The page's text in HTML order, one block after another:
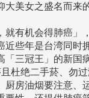
美女之盛名而来的
有机会得肺癌」
近些年是台湾同时
「三冠王」的新国
杜绝二手菸、勿
房油烟要注意、